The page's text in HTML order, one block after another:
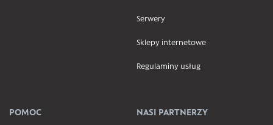
Serwery
Sklepy internetowe
Regulaminy usług
POMOC NASI PARTNERZY